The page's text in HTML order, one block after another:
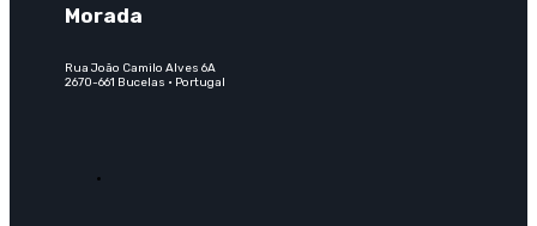
Morada
Rua João Camilo Alves 6A
2670-661 Bucelas · Portugal